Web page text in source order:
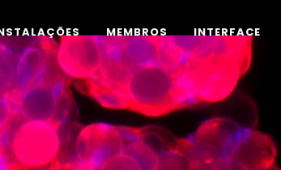
MEMBROS INTERFACE